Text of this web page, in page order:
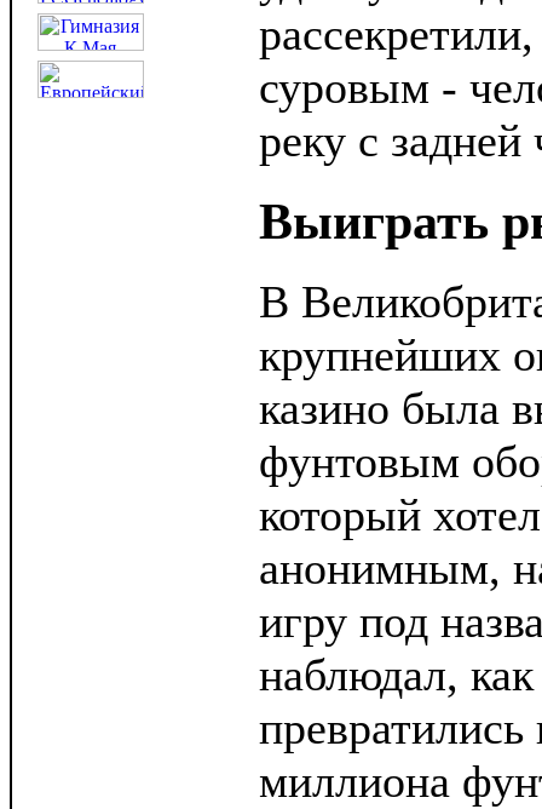
суровым -
реку с задней
Выиграть
В
крупнейших
казино была
фунтовым
который
анонимным,
игру под
наблюдал,
миллиона